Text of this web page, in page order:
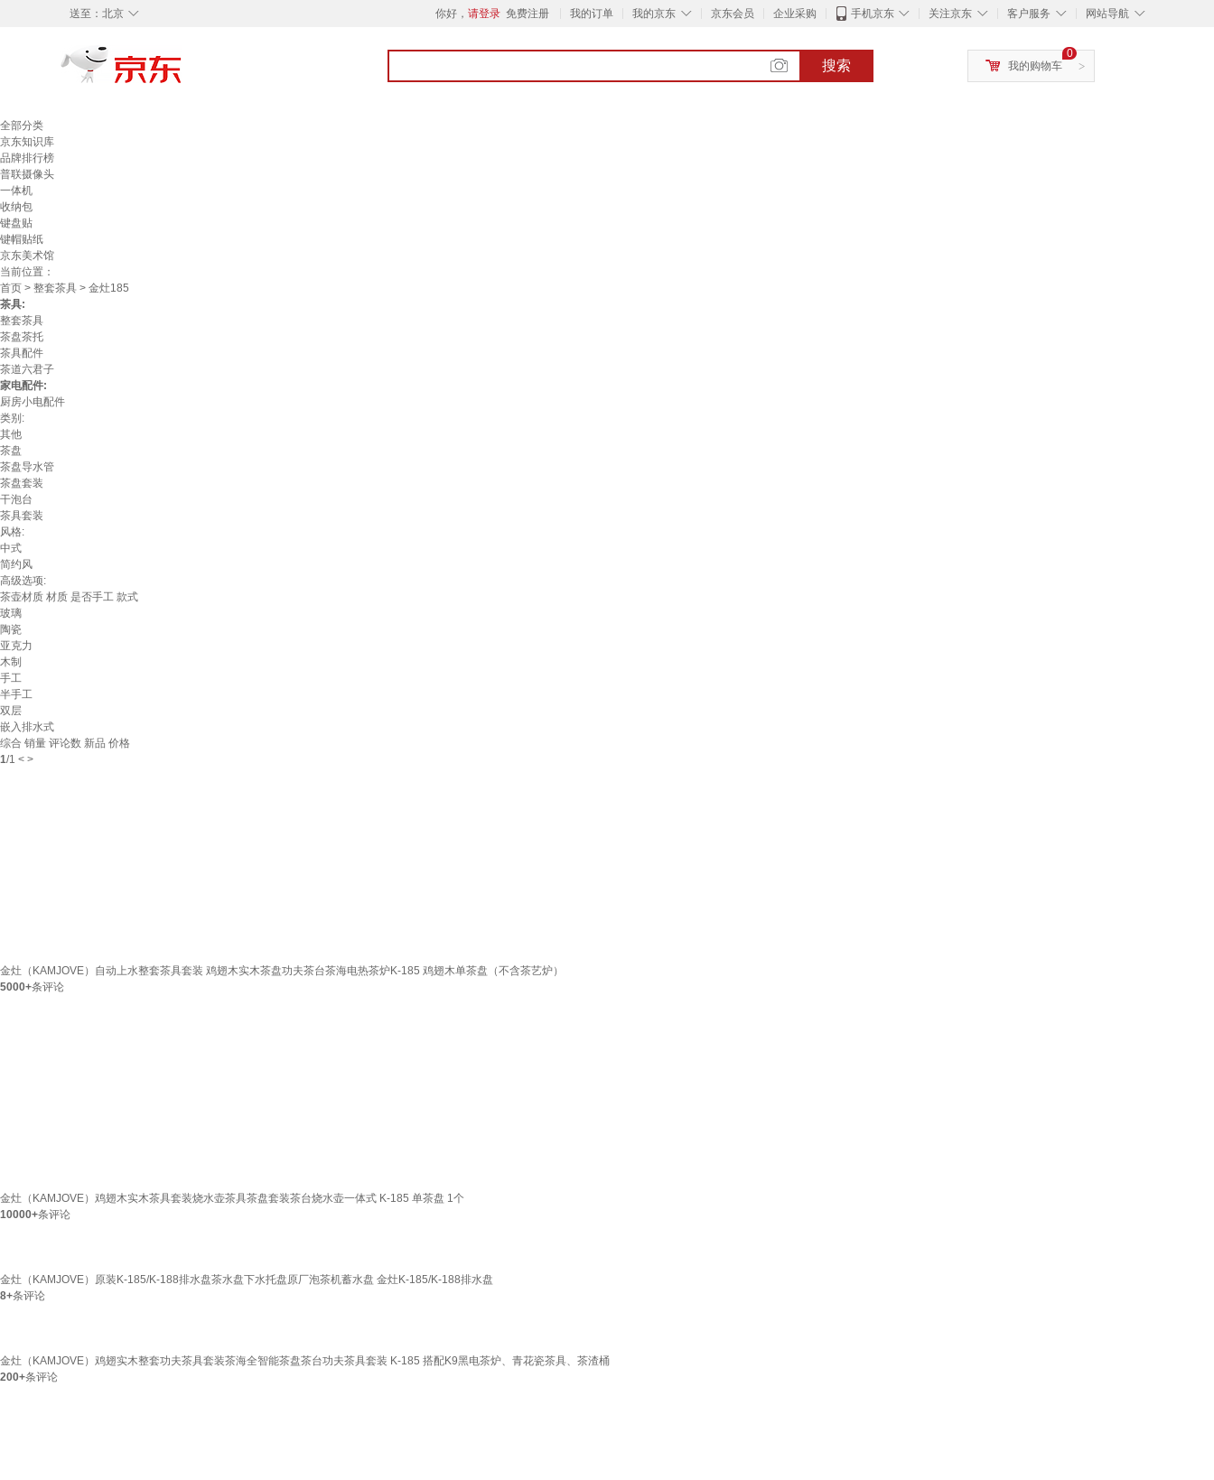
◇
送至： 北京 你好， 请登录 免费注册 我的订单 ◇
我的京东 京东会员 企业采购 ◇
手机京东 ◇
关注京东 ◇
客户服务 ◇
网站导航
搜索 >
0
我的购物车
全部分类
京东知识库
品牌排行榜
普联摄像头
一体机
收纳包
键盘贴
键帽贴纸
京东美术馆
当前位置：
首页 > 整套茶具 > 金灶185
茶具:
整套茶具
茶盘茶托
茶具配件
茶道六君子
家电配件:
厨房小电配件
类别:
其他
茶盘
茶盘导水管
茶盘套装
干泡台
茶具套装
风格:
中式
简约风
高级选项:
茶壶材质 材质 是否手工 款式
玻璃
陶瓷
亚克力
木制
手工
半手工
双层
嵌入排水式
综合 销量 评论数 新品 价格
1/1 < >
金灶（KAMJOVE）自动上水整套茶具套装 鸡翅木实木茶盘功夫茶台茶海电热茶炉K-185 鸡翅木单茶盘（不含茶艺炉）
5000+条评论
金灶（KAMJOVE）鸡翅木实木茶具套装烧水壶茶具茶盘套装茶台烧水壶一体式 K-185 单茶盘 1个
10000+条评论
金灶（KAMJOVE）原装K-185/K-188排水盘茶水盘下水托盘原厂泡茶机蓄水盘 金灶K-185/K-188排水盘
8+条评论
金灶（KAMJOVE）鸡翅实木整套功夫茶具套装茶海全智能茶盘茶台功夫茶具套装 K-185 搭配K9黑电茶炉、青花瓷茶具、茶渣桶
200+条评论